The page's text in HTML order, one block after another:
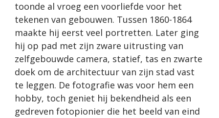
toonde al vroeg een voorliefde voor het
tekenen van gebouwen. Tussen 1860-1864
maakte hij eerst veel portretten. Later ging
hij op pad met zijn zware uitrusting van
zelfgebouwde camera, statief, tas en zwarte
doek om de architectuur van zijn stad vast
te leggen. De fotografie was voor hem een
hobby, toch geniet hij bekendheid als een
gedreven fotopionier die het beeld van eind